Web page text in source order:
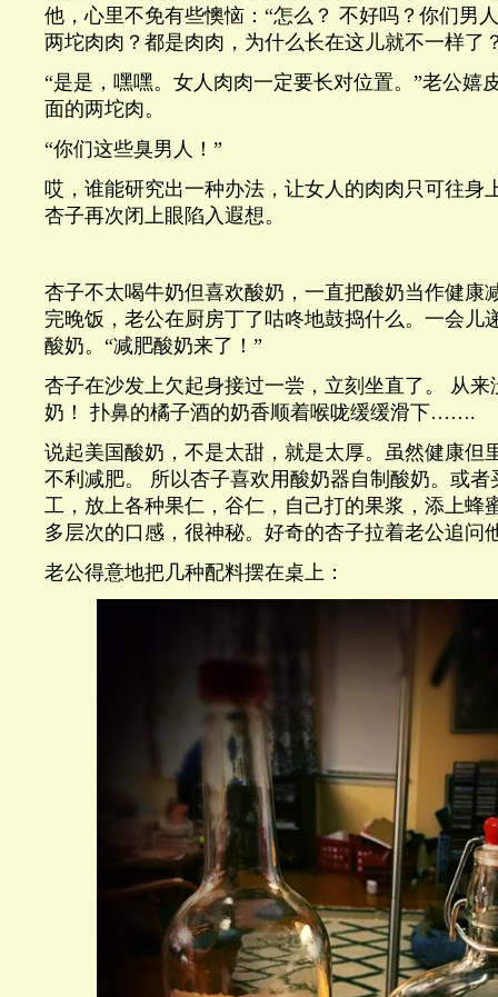
他，心里不免有些懊恼： “怎么？ 不好吗？你们男
两坨肉肉？都是肉肉，为什么长在这儿就不一样了
“是是，嘿嘿。女人肉肉一定要长对位置。”老公嬉
面的两坨肉。
“你们这些臭男人！”
哎，谁能研究出一种办法，让女人的肉肉只可往身
杏子再次闭上眼陷入遐想。
杏子不太喝牛奶但喜欢酸奶，一直把酸奶当作健康
完晚饭，老公在厨房丁了咕咚地鼓捣什么。一会儿
酸奶。“减肥酸奶来了！”
杏子在沙发上欠起身接过一尝，立刻坐直了。
从来
奶！
扑鼻的橘子酒的奶香顺着喉咙缓缓滑下…….
说起美国酸奶，不是太甜，就是太厚。虽然健康但
不利减肥。
所以杏子喜欢用酸奶器自制酸奶。或
工，放上各种果仁，谷仁，自己打的果浆，添上蜂
多层次的口感，很神秘。好奇的杏子拉着老公追问
老公得意地把几种配料摆在桌上：